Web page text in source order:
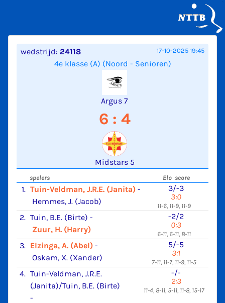
wedstrijd: 24118 17-10-2025 19:45
4e klasse (A) (Noord - Senioren)
Argus 7
6 : 4
Midstars 5
spelers Elo score
1. Tuin-Veldman, J.R.E. (Janita) -
Hemmes, J. (Jacob)
3/-3
3:0
11-6, 11-9, 11-9
2. Tuin, B.E. (Birte) -
Zuur, H. (Harry)
-2/2
0:3
6-11, 6-11, 8-11
3. Elzinga, A. (Abel) -
Oskam, X. (Xander)
5/-5
3:1
7-11, 11-7, 11-9, 11-5
4. Tuin-Veldman, J.R.E.
(Janita)/Tuin, B.E. (Birte)
-
-/-
2:3
11-4, 8-11, 5-11, 11-8, 15-17